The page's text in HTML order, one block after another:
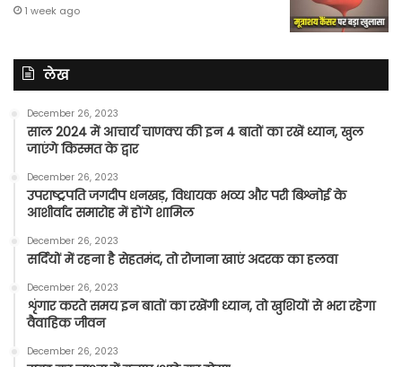
1 week ago
लेख
December 26, 2023
साल 2024 में आचार्य चाणक्य की इन 4 बातों का रखें ध्यान, खुल
जाएंगे किस्मत के द्वार
December 26, 2023
उपराष्ट्रपति जगदीप धनखड़, विधायक भव्य और परी बिश्नोई के
आशीर्वाद समारोह में होंगे शामिल
December 26, 2023
सर्दियों में रहना है सेहतमंद, तो रोजाना खाएं अदरक का हलवा
December 26, 2023
शृंगार करते समय इन बातों का रखेंगी ध्यान, तो खुशियों से भरा रहेगा
वैवाहिक जीवन
December 26, 2023